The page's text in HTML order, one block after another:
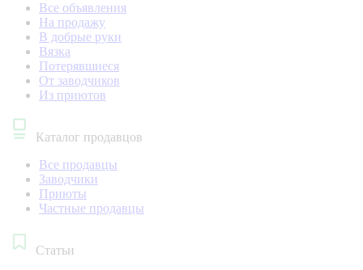
Все объявления
На продажу
В добрые руки
Вязка
Потерявшиеся
От заводчиков
Из приютов
Каталог продавцов
Все продавцы
Заводчики
Приюты
Частные продавцы
Статьи